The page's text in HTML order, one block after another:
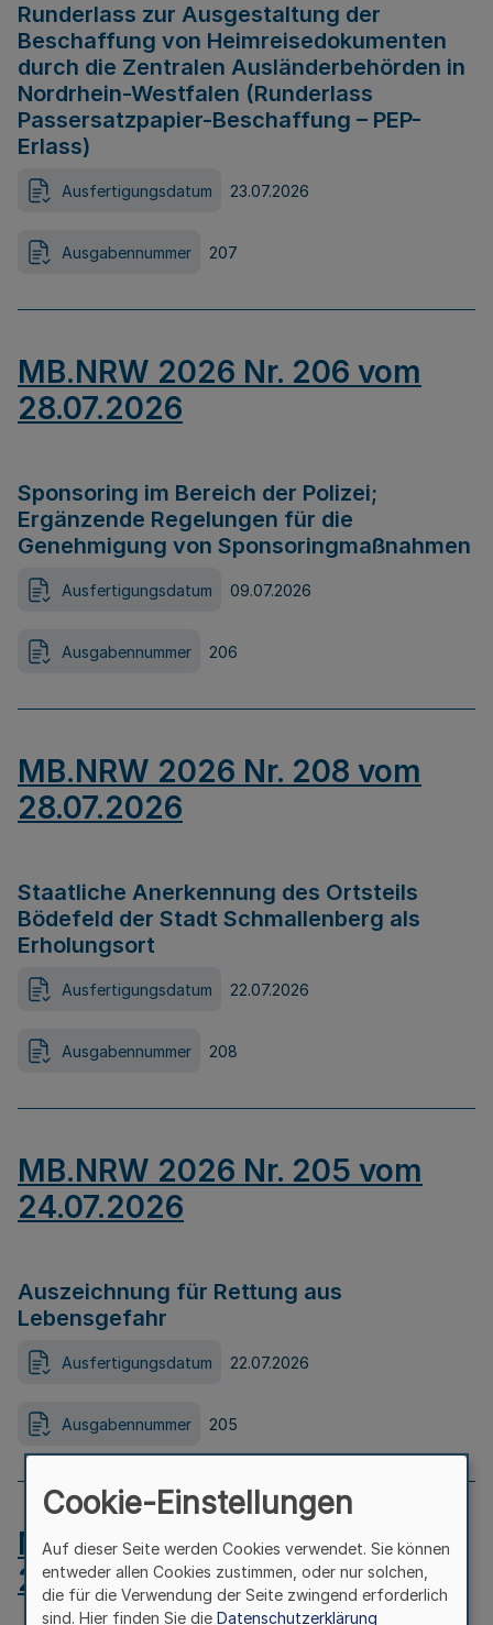
Runderlass zur Ausgestaltung der
Beschaffung von Heimreisedokumenten
durch die Zentralen Ausländerbehörden in
Nordrhein-Westfalen (Runderlass
Passersatzpapier-Beschaffung – PEP-
Erlass)
Ausfertigungsdatum 23.07.2026
Ausgabennummer 207
MB.NRW 2026 Nr. 206 vom
28.07.2026
Sponsoring im Bereich der Polizei;
Ergänzende Regelungen für die
Genehmigung von Sponsoringmaßnahmen
Ausfertigungsdatum 09.07.2026
Ausgabennummer 206
MB.NRW 2026 Nr. 208 vom
28.07.2026
Staatliche Anerkennung des Ortsteils
Bödefeld der Stadt Schmallenberg als
Erholungsort
Ausfertigungsdatum 22.07.2026
Ausgabennummer 208
MB.NRW 2026 Nr. 205 vom
24.07.2026
Auszeichnung für Rettung aus
Lebensgefahr
Ausfertigungsdatum 22.07.2026
Ausgabennummer 205
MB.NRW 2026 Nr. 204 vom
24.07.2026
Cookie-Einstellungen
Auf dieser Seite werden Cookies verwendet. Sie können
entweder allen Cookies zustimmen, oder nur solchen,
die für die Verwendung der Seite zwingend erforderlich
sind. Hier finden Sie die Datenschutzerklärung